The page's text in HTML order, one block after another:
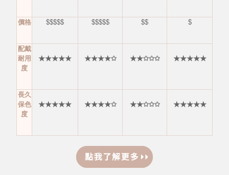
價格 $$$$$ $$$$$ $$ $
配戴
耐用
度
★★★★★ ★★★★✩ ★★✩✩✩ ★★★★★
長久
保色
度
★★★★★ ★★★★✩ ★★✩✩✩ ★★★★★